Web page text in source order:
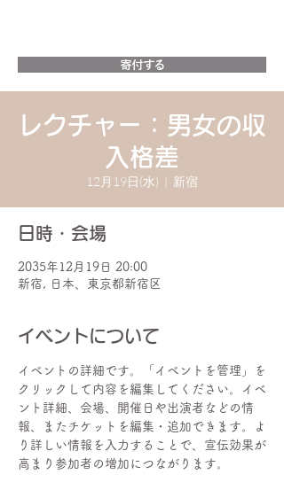
寄付する
レクチャー：男女の収
入格差
12月19日(水)
  |
新宿
日時・会場
2035年12月19日 20:00
新宿, 日本、東京都新宿区
イベントについて
イベントの詳細です。「イベントを管理」を
クリックして内容を編集してください。イベ
ント詳細、会場、開催日や出演者などの情
報、またチケットを編集・追加できます。よ
り詳しい情報を入力することで、宣伝効果が
高まり参加者の増加につながります。